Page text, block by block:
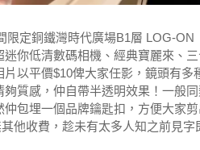
限定銅鐵灣時代廣場B1層 LOG-
你低清數碼相機、經典寶麗來、
以平價$10俾大家任影，鏡頭有
質感，仲自帶半透明效果！一般
包埋一個品牌鑰匙扣，方便大家
他收費，趁未有太多人知之前見字